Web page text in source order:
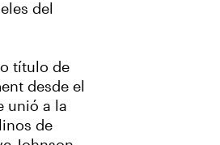
del
título de
desde el
unió a la
de